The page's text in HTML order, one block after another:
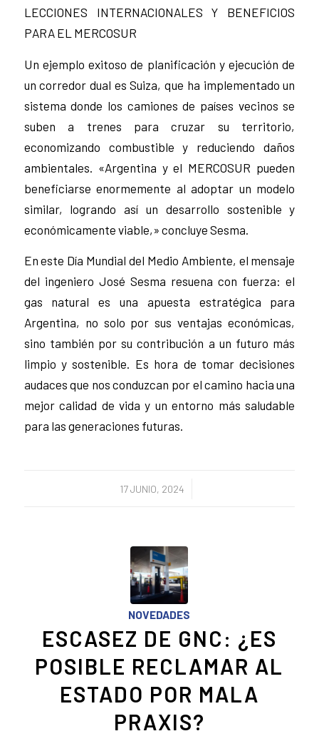
LECCIONES INTERNACIONALES Y BENEFICIOS
PARA EL MERCOSUR
Un ejemplo exitoso de planificación y ejecución de
un corredor dual es Suiza, que ha implementado un
sistema donde los camiones de países vecinos se
suben a trenes para cruzar su territorio,
economizando combustible y reduciendo daños
ambientales. «Argentina y el MERCOSUR pueden
beneficiarse enormemente al adoptar un modelo
similar, logrando así un desarrollo sostenible y
económicamente viable,» concluye Sesma.
En este Día Mundial del Medio Ambiente, el mensaje
del ingeniero José Sesma resuena con fuerza: el
gas natural es una apuesta estratégica para
Argentina, no solo por sus ventajas económicas,
sino también por su contribución a un futuro más
limpio y sostenible. Es hora de tomar decisiones
audaces que nos conduzcan por el camino hacia una
mejor calidad de vida y un entorno más saludable
para las generaciones futuras.
17 JUNIO, 2024
/
NOVEDADES
ESCASEZ DE GNC: ¿ES
POSIBLE RECLAMAR AL
ESTADO POR MALA
PRAXIS?